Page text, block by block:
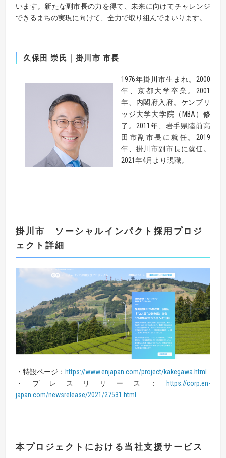
います。新たな副市長の力を得て、未来に向けてチャレンジ
できるまちの実現に向けて、全力で取り組んでまいります。
久保田 崇氏｜掛川市 市長
1976年掛川市生まれ。2000
年、京都大学卒業。2001
年、内閣府入府。ケンブリ
ッジ大学大学院（MBA）修
了。2011年、岩手県陸前高
田市副市長に就任。2019
年、掛川市副市長に就任。
2021年4月より現職。
掛川市 ソーシャルインパクト採用プロジ
ェクト詳細
・特設ページ： https://www.enjapan.com/project/kakegawa.html
・プレスリリース：
https://corp.en-
japan.com/newsrelease/2021/27531.html
本プロジェクトにおける当社支援サービス